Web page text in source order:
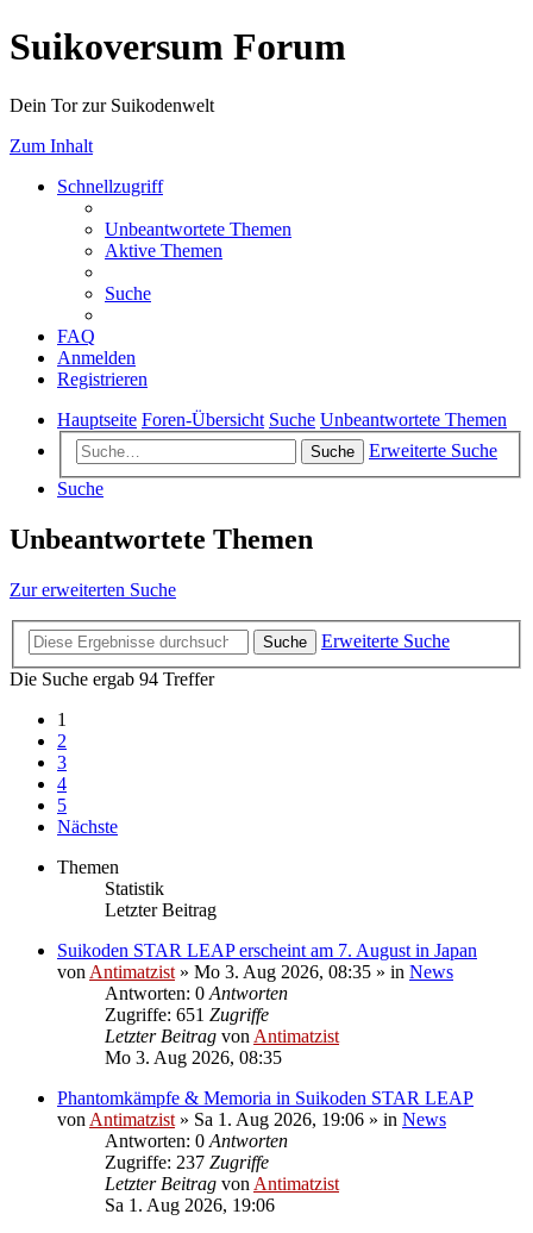
Suikoversum Forum
Dein Tor zur Suikodenwelt
Zum Inhalt
Schnellzugriff
Unbeantwortete Themen
Aktive Themen
Suche
FAQ
Anmelden
Registrieren
Hauptseite Foren-Übersicht Suche Unbeantwortete Themen
Suche
Erweiterte Suche
Suche
Unbeantwortete Themen
Zur erweiterten Suche
Suche
Erweiterte Suche
Die Suche ergab 94 Treffer
1
2
3
4
5
Nächste
Themen
Statistik
Letzter Beitrag
Suikoden STAR LEAP erscheint am 7. August in Japan
von Antimatzist » Mo 3. Aug 2026, 08:35 » in News
Antworten: 0 Antworten
Zugriffe: 651 Zugriffe
Letzter Beitrag von Antimatzist
Mo 3. Aug 2026, 08:35
Phantomkämpfe & Memoria in Suikoden STAR LEAP
von Antimatzist » Sa 1. Aug 2026, 19:06 » in News
Antworten: 0 Antworten
Zugriffe: 237 Zugriffe
Letzter Beitrag von Antimatzist
Sa 1. Aug 2026, 19:06